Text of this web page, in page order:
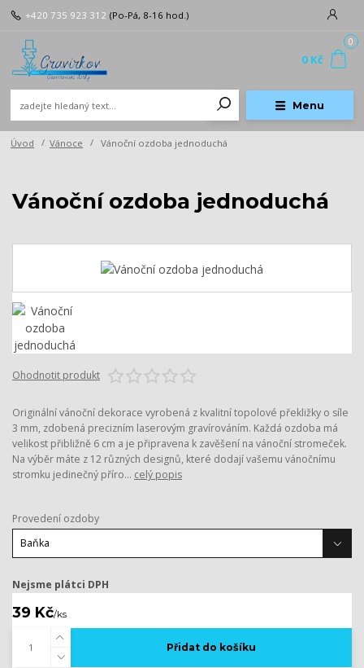
Menu
+420 735 923 312 (Po-Pá, 8-16 hod.)
0
0 Kč
Úvod Vánoce Vánoční ozdoba jednoduchá
Vánoční ozdoba jednoduchá
Ohodnotit produkt
Originální vánoční dekorace vyrobená z kvalitní topolové překližky o síle
3 mm, zdobená precizním laserovým gravírováním. Každá ozdoba má
velikost přibližně 6 cm a je připravena k zavěšení na vánoční stromeček.
Na výběr máte z 12 různých designů, které dodají vašemu vánočnímu
stromku jedinečný příro... celý popis
Provedení ozdoby
Nejsme plátci DPH
39 Kč/ks
Přidat do košíku